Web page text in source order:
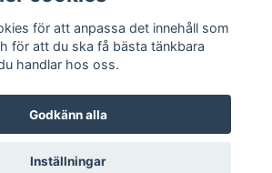
© 2026 Onstyle
för att anpassa det innehåll som
för att du ska få bästa tänkbara
handlar hos oss.
Godkänn alla
Inställningar